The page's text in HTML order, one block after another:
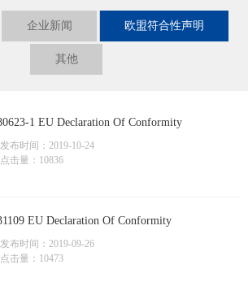
企业新闻 欧盟符合性声明
其他
1 EU Declaration Of Conformity
发布时间：2019-10-24
点击量：10836
EU Declaration Of Conformity
发布时间：2019-09-26
点击量：10473